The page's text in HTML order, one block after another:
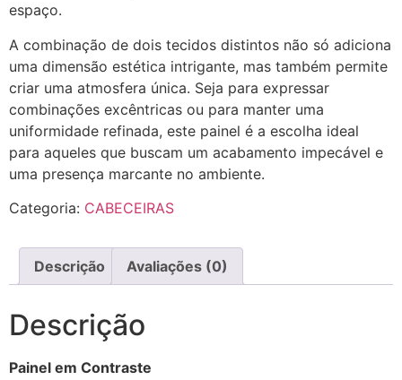
espaço.
A combinação de dois tecidos distintos não só adiciona
uma dimensão estética intrigante, mas também permite
criar uma atmosfera única. Seja para expressar
combinações excêntricas ou para manter uma
uniformidade refinada, este painel é a escolha ideal
para aqueles que buscam um acabamento impecável e
uma presença marcante no ambiente.
Categoria: CABECEIRAS
Descrição Avaliações (0)
Descrição
Painel em Contraste